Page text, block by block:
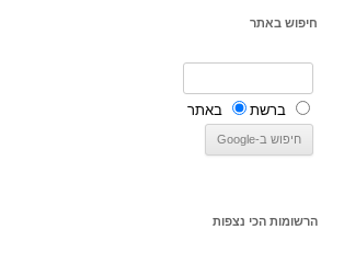
חיפוש באתר
ברשת באתר
הרשומות הכי נצפות